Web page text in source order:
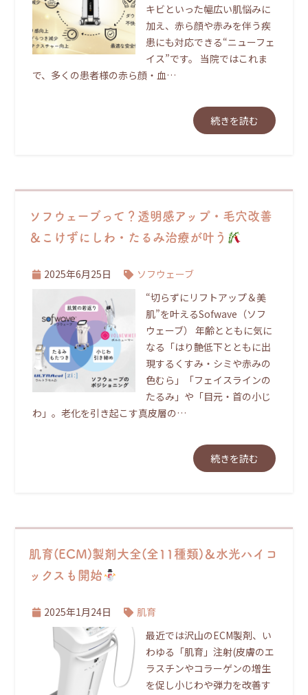
キビといった幅広い肌悩みに
加え、赤ら顔や赤みを伴う疾
患にも対応できる“ニューフェ
イス”です。 当院ではこれま
で、多くの患者様の赤ら顔・血…
続きを読む
ソフウェーブって？透明感アップ・毛穴改善
＆こけずにしわ・たるみ治療が叶う
2025年6月25日
ソフウェーブ
“切らずにリフトアップ＆美
肌”を叶えるSofwave（ソフ
ウェーブ） 年齢とともに気に
なる「はり艶低下とともに出
現するくすみ・シミや赤みの
色むら」「フェイスラインの
たるみ」や「目元・首の小じ
わ」。老化を引き起こす真皮層の…
続きを読む
肌育(ECM)製剤大全(全11種類)＆水光ハイコ
ックスも開始
2025年1月24日
肌育
最近では沢山のECM製剤、い
わゆる「肌育」注射(皮膚のエ
ラスチンやコラーゲンの増生
を促し小じわや弾力を改善す